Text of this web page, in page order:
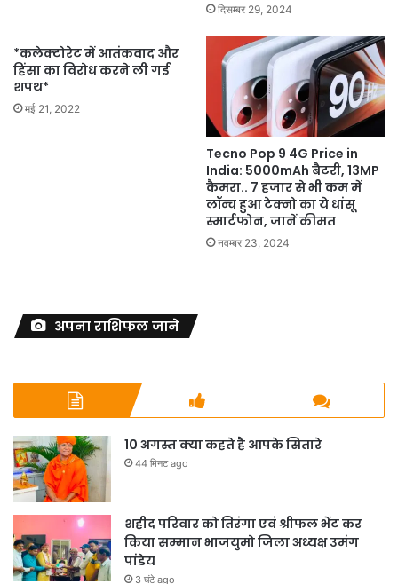
दिसम्बर 29, 2024
*कलेक्टोरेट में आतंकवाद और
हिंसा का विरोध करने ली गई
शपथ*
मई 21, 2022
Tecno Pop 9 4G Price in
India: 5000mAh बैटरी, 13MP
कैमरा.. 7 हजार से भी कम में
लॉन्च हुआ टेक्नो का ये धांसू
स्मार्टफोन, जानें कीमत
नवम्बर 23, 2024
अपना राशिफल जाने
10 अगस्त क्या कहते है आपके सितारे
44 मिनट ago
शहीद परिवार को तिरंगा एवं श्रीफल भेंट कर
किया सम्मान भाजयुमो जिला अध्यक्ष उमंग
पांडेय
3 घंटे ago